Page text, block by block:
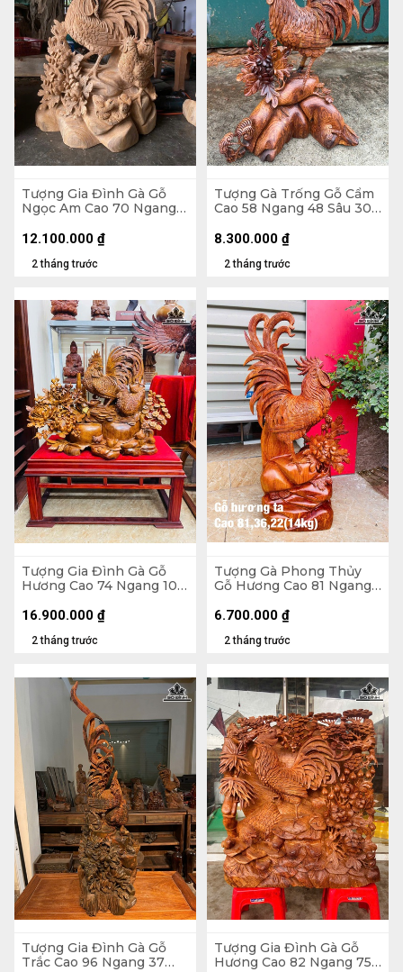
Tượng Gia Đình Gà Gỗ
Ngọc Am Cao 70 Ngang
2 tháng trước
12.100.000 ₫
Tượng Gà Trống Gỗ Cẩm
Cao 58 Ngang 48 Sâu 30
2 tháng trước
8.300.000 ₫
Tượng Gia Đình Gà Gỗ
Hương Cao 74 Ngang 105
125 Ngang 109 Sâu 58
2 tháng trước
16.900.000 ₫
Tượng Gà Phong Thủy
Gỗ Hương Cao 81 Ngang
2 tháng trước
6.700.000 ₫
Tượng Gia Đình Gà Gỗ
Trắc Cao 96 Ngang 37
Tượng Gia Đình Gà Gỗ
Hương Cao 82 Ngang 75